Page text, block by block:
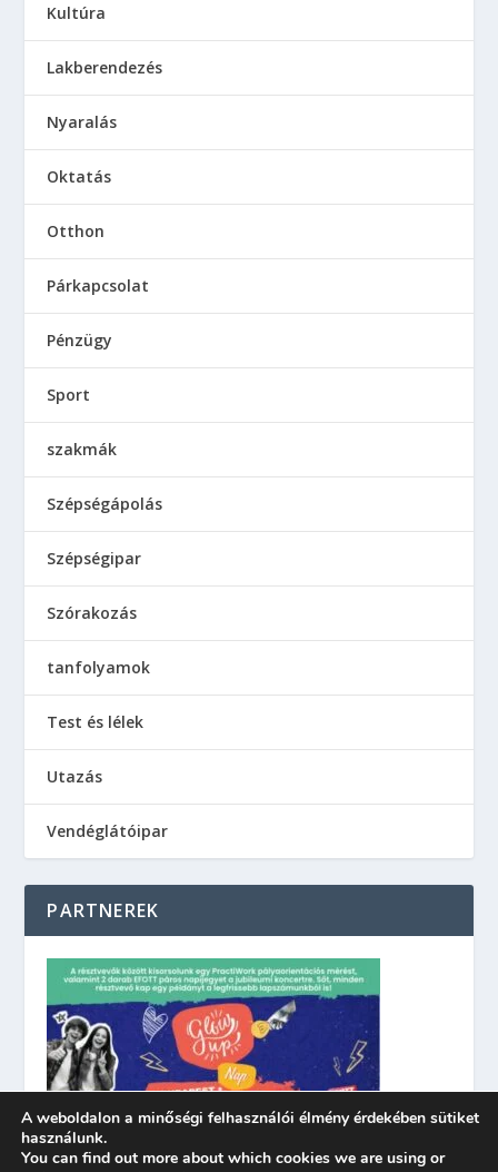
Kultúra
Lakberendezés
Nyaralás
Oktatás
Otthon
Párkapcsolat
Pénzügy
Sport
szakmák
Szépségápolás
Szépségipar
Szórakozás
tanfolyamok
Test és lélek
Utazás
Vendéglátóipar
PARTNEREK
A weboldalon a minőségi felhasználói élmény érdekében sütiket
használunk.
You can find out more about which cookies we are using or